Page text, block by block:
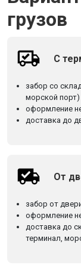
грузов
С
забор со
морской порт)
оформление
доставка до
От
забор от
оформление
доставка до
терминал,